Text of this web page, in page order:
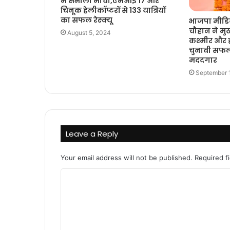
चिनूक हेलीकॉप्टरों से 133 यात्रियों
का सफल रेस्क्यू
August 5, 2024
भाजपा
चौहान ने
कश्मीर और
चुनावी
मददगार
September
Leave a Reply
Your email address will not be published. Required